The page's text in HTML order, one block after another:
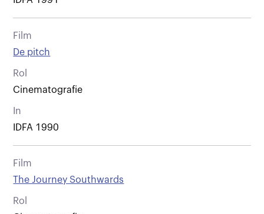
Film
De pitch
Rol
Cinematografie
In
IDFA 1990
Film
The Journey Southwards
Rol